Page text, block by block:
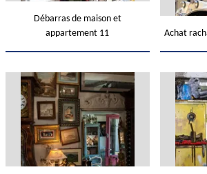
Débarras de maison et
appartement 11
Achat